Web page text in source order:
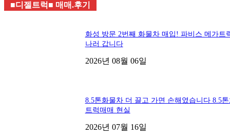
■디젤트럭■ 매매.후기
화성 방문 2번째 화물차 매입! 파비스 메가트
나러 갑니다
2026년 08월 06일
8.5톤화물차 더 끌고 가면 손해였습니다 8.5
트럭매매 현실
2026년 07월 16일